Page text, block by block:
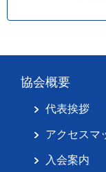
協会概要
代表挨拶
アクセスマ
入会案内